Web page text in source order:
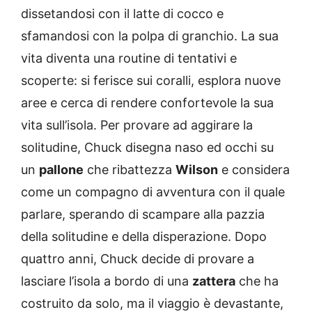
dissetandosi con il latte di cocco e
sfamandosi con la polpa di granchio. La sua
vita diventa una routine di tentativi e
scoperte: si ferisce sui coralli, esplora nuove
aree e cerca di rendere confortevole la sua
vita sull’isola. Per provare ad aggirare la
solitudine, Chuck disegna naso ed occhi su
un pallone che ribattezza Wilson e considera
come un compagno di avventura con il quale
parlare, sperando di scampare alla pazzia
della solitudine e della disperazione. Dopo
quattro anni, Chuck decide di provare a
lasciare l’isola a bordo di una zattera che ha
costruito da solo, ma il viaggio è devastante,